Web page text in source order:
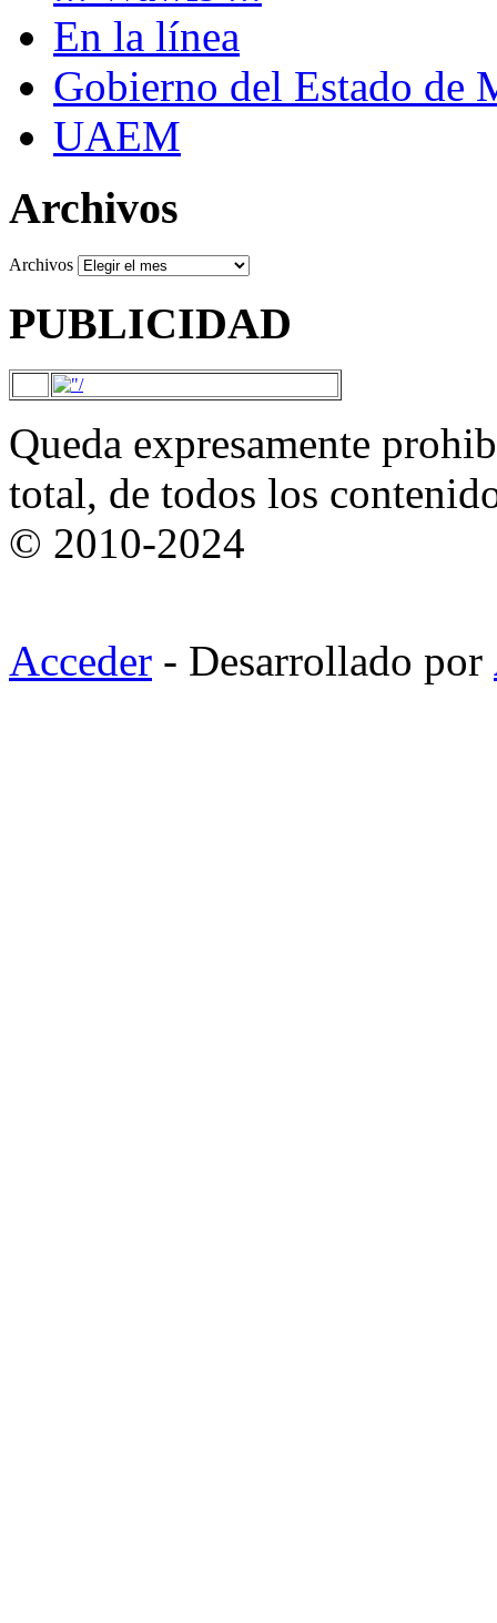
En la línea
Gobierno del Estado de
UAEM
Archivos
Archivos
PUBLICIDAD
Queda expresamente
total, de todos los
© 2010-2024
Acceder - Desarrollado por